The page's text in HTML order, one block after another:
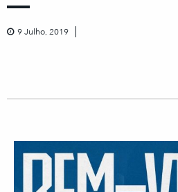
9 Julho, 2019